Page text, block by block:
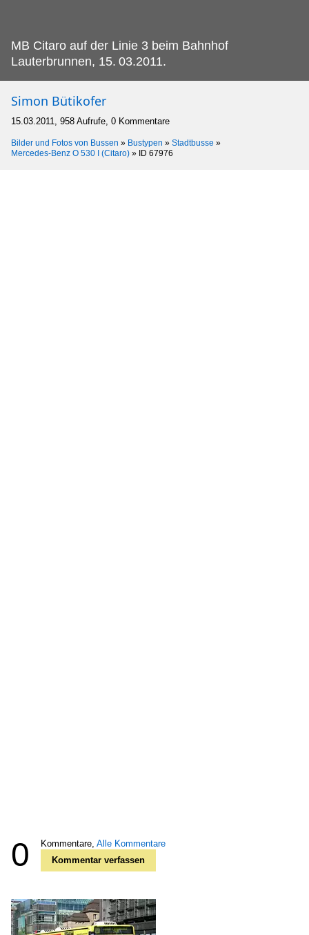
MB Citaro auf der Linie 3 beim Bahnhof
Lauterbrunnen, 15. 03.2011.
Simon Bütikofer
15.03.2011, 958 Aufrufe, 0 Kommentare
Bilder und Fotos von Bussen » Bustypen » Stadtbusse »
Mercedes-Benz O 530 I (Citaro) » ID 67976
0 Kommentare, Alle Kommentare
Kommentar verfassen